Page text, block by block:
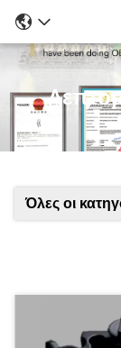
Όλες οι